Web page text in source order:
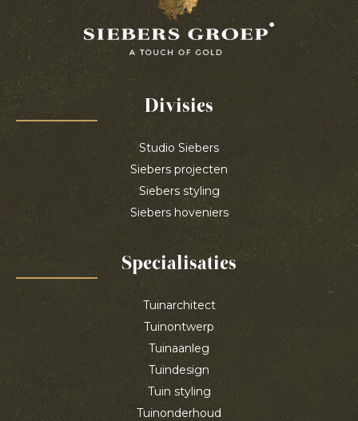
Divisies
Studio Siebers
Siebers projecten
Siebers styling
Siebers hoveniers
Specialisaties
Tuinarchitect
Tuinontwerp
Tuinaanleg
Tuindesign
Tuin styling
Tuinonderhoud